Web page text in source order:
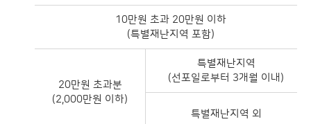
10만원 초과 20만원 이하
(특별재난지역 포함)
20만원 초과분
(2,000만원 이하)
특별재난지역
(선포일로부터 3개월 이내)
특별재난지역 외